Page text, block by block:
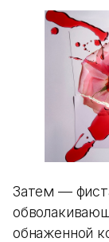
Затем —
обнаженной